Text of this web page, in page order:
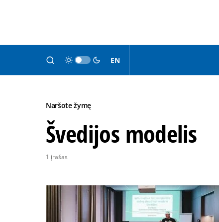
EN
Naršote žymę
Švedijos modelis
1 įrašas